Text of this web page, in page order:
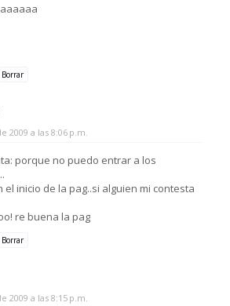
Borrar
2009 a las 8:06 p.m.
porque no puedo entrar a los
el inicio de la pag..si alguien mi contesta
re buena la pag
Borrar
2009 a las 8:15 p.m.